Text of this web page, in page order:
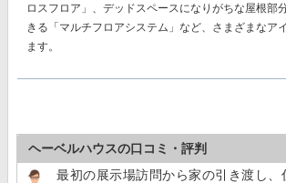
ロスフロア」、 デッドスペースになりがちな屋根部
きる 「マルチフロアシステム」 など、さまざまなア
ます。
ヘーベルハウスの口コミ・評判
最初の展示場訪問から家の引き渡し、